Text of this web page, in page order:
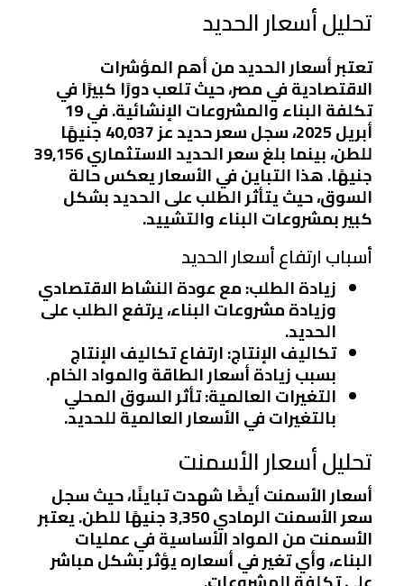
تحليل أسعار الحديد
تعتبر أسعار الحديد من أهم المؤشرات
الاقتصادية في مصر، حيث تلعب دورًا كبيرًا في
تكلفة البناء والمشروعات الإنشائية. في 19
أبريل 2025، سجل سعر حديد عز 40,037 جنيهًا
للطن، بينما بلغ سعر الحديد الاستثماري 39,156
جنيهًا. هذا التباين في الأسعار يعكس حالة
السوق، حيث يتأثر الطلب على الحديد بشكل
كبير بمشروعات البناء والتشييد.
أسباب ارتفاع أسعار الحديد
زيادة الطلب: مع عودة النشاط الاقتصادي
وزيادة مشروعات البناء، يرتفع الطلب على
الحديد.
تكاليف الإنتاج: ارتفاع تكاليف الإنتاج
بسبب زيادة أسعار الطاقة والمواد الخام.
التغيرات العالمية: تأثر السوق المحلي
بالتغيرات في الأسعار العالمية للحديد.
تحليل أسعار الأسمنت
أسعار الأسمنت أيضًا شهدت تباينًا، حيث سجل
سعر الأسمنت الرمادي 3,350 جنيهًا للطن. يعتبر
الأسمنت من المواد الأساسية في عمليات
البناء، وأي تغير في أسعاره يؤثر بشكل مباشر